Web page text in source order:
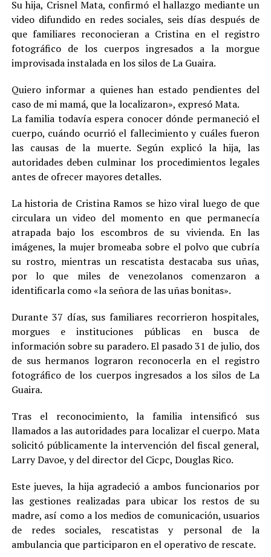
Su hija, Crisnel Mata, confirmó el hallazgo mediante un
video difundido en redes sociales, seis días después de
que familiares reconocieran a Cristina en el registro
fotográfico de los cuerpos ingresados a la morgue
improvisada instalada en los silos de La Guaira.
Quiero informar a quienes han estado pendientes del
caso de mi mamá, que la localizaron», expresó Mata.
La familia todavía espera conocer dónde permaneció el
cuerpo, cuándo ocurrió el fallecimiento y cuáles fueron
las causas de la muerte. Según explicó la hija, las
autoridades deben culminar los procedimientos legales
antes de ofrecer mayores detalles.
La historia de Cristina Ramos se hizo viral luego de que
circulara un video del momento en que permanecía
atrapada bajo los escombros de su vivienda. En las
imágenes, la mujer bromeaba sobre el polvo que cubría
su rostro, mientras un rescatista destacaba sus uñas,
por lo que miles de venezolanos comenzaron a
identificarla como «la señora de las uñas bonitas».
Durante 37 días, sus familiares recorrieron hospitales,
morgues e instituciones públicas en busca de
información sobre su paradero. El pasado 31 de julio, dos
de sus hermanos lograron reconocerla en el registro
fotográfico de los cuerpos ingresados a los silos de La
Guaira.
Tras el reconocimiento, la familia intensificó sus
llamados a las autoridades para localizar el cuerpo. Mata
solicitó públicamente la intervención del fiscal general,
Larry Davoe, y del director del Cicpc, Douglas Rico.
Este jueves, la hija agradeció a ambos funcionarios por
las gestiones realizadas para ubicar los restos de su
madre, así como a los medios de comunicación, usuarios
de redes sociales, rescatistas y personal de la
ambulancia que participaron en el operativo de rescate.